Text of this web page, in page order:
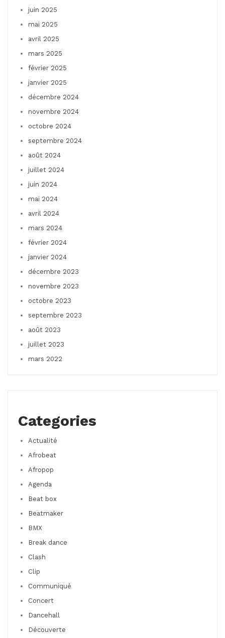
juin 2025
mai 2025
avril 2025
mars 2025
février 2025
janvier 2025
décembre 2024
novembre 2024
octobre 2024
septembre 2024
août 2024
juillet 2024
juin 2024
mai 2024
avril 2024
mars 2024
février 2024
janvier 2024
décembre 2023
novembre 2023
octobre 2023
septembre 2023
août 2023
juillet 2023
mars 2022
Categories
Actualité
Afrobeat
Afropop
Agenda
Beat box
Beatmaker
BMX
Break dance
Clash
Clip
Communiqué
Concert
Dancehall
Découverte